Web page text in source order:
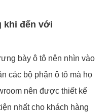
khi đến với
bày ô tô nên nhìn vào
các bộ phận ô tô mà họ
nên được thiết kế
nhất cho khách hàng